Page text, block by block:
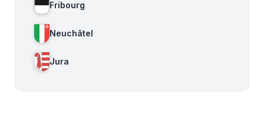
Fribourg
Neuchâtel
Jura